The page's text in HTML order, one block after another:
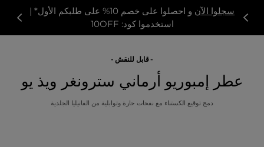
سجلوا الآن
و احصلوا على خصم 10% على طلبكم الأول* |
استخدموا كود: 10OFF
قابل للنقش
عطر إمبوريو أرماني سترونغر ويذ يو
دمج توقيع الكستناء مع نفحات حارة وتوابلية من الفانيليا الجلدية